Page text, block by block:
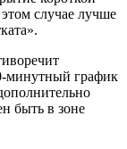
случае лучше
минутный график
быть в зоне